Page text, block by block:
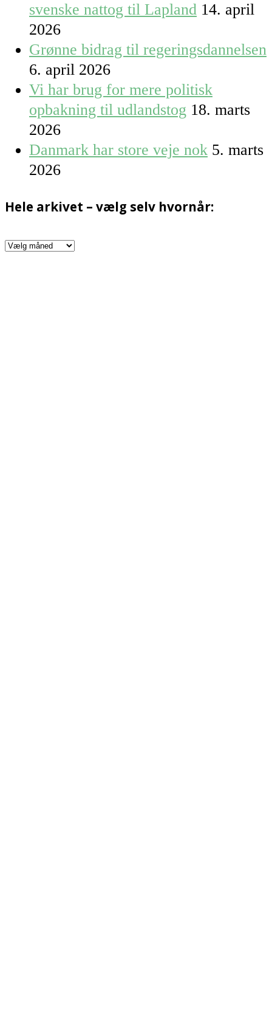
svenske nattog til Lapland 14. april
2026
Grønne bidrag til regeringsdannelsen
6. april 2026
Vi har brug for mere politisk
opbakning til udlandstog 18. marts
2026
Danmark har store veje nok 5. marts
2026
Hele arkivet – vælg selv hvornår:
Hele